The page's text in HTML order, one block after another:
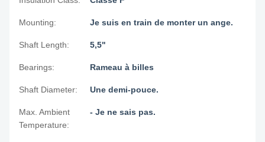
Mounting: Je suis en train de monter un ange.
Shaft Length: 5,5"
Bearings: Rameau à billes
Shaft Diameter: Une demi-pouce.
Max. Ambient
Temperature:
- Je ne sais pas.